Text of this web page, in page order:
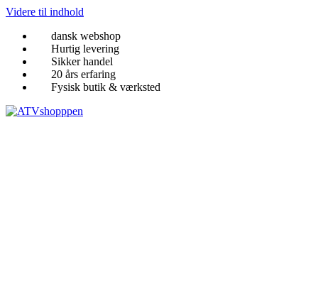
Videre til indhold
dansk webshop
Hurtig levering
Sikker handel
20 års erfaring
Fysisk butik & værksted